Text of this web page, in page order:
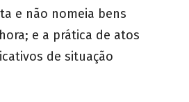
e não nomeia bens
e a prática de atos
de situação